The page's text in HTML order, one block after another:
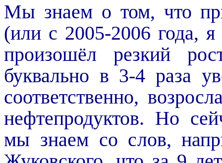
Мы знаем о том, что
(или с 2005-2006 года, я
произошёл резкий
буквально в 3-4 раза
соответственно,
нефтепродуктов. Но
мы знаем со слов,